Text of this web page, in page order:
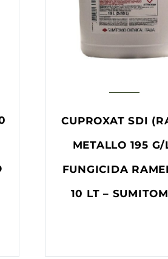
CUPROXAT SDI
METALLO 195 G/
FUNGICIDA
10 LT –